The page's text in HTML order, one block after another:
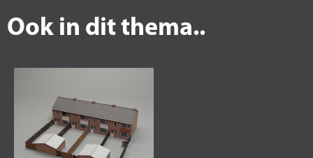
Ook in dit thema..